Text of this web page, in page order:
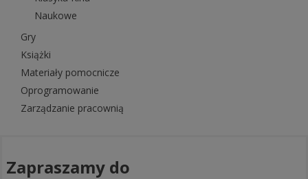
Naukowe
Gry
Książki
Materiały pomocnicze
Oprogramowanie
Zarządzanie pracownią
Zapraszamy do